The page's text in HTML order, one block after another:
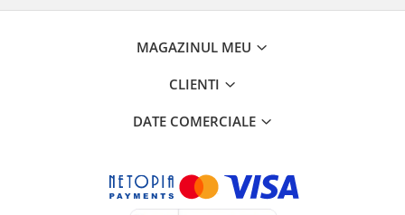
MAGAZINUL MEU
CLIENTI
DATE COMERCIALE